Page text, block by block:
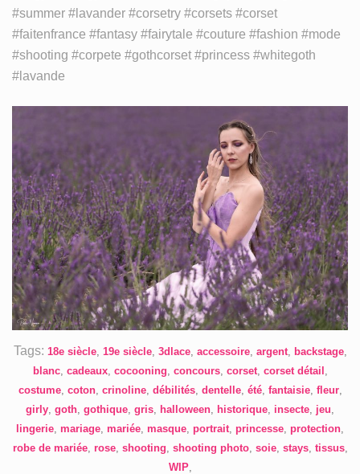
#summer #lavander #corsetry #corsets #corset
#faitenfrance #fantasy #fairytale #couture #fashion #mode
#shooting #corpete #gothcorset #princess #whitegoth
#lavande
Tags: 18e siècle, 19e siècle, 3dlace, accessoire, argent, backstage,
blanc, cadeaux, cocooning concours, corset, corset détail
costume, coton, crinoline, débilités, dentelle, été, fantaisie, fleur,
girly goth gothique gris halloween historique insecte jeu
lingerie mariage mariée masque portrait princesse protection
robe de mariée, rose, shooting shooting photo, soie, stays, tissus,
WIP,